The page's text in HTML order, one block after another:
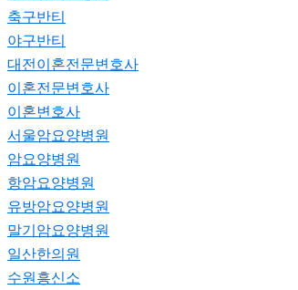
축구반티
야구반티
대전이혼전문변호사
이혼전문변호사
이혼변호사
서울암요양병원
암요양병원
항암요양병원
유방암요양병원
말기암요양병원
일산한의원
수원흥신소